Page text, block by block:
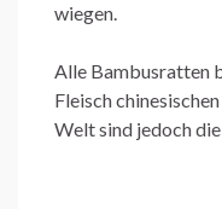
wiegen.
Alle Bambusratten
Fleisch
Welt sind jedoch